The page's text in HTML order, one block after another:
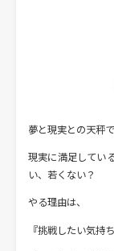
夢と現実との天秤で
現実に満足してい
い、若くない？
やる理由は、
『挑戦したい気持ち